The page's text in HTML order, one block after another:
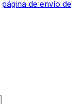
página de envío de